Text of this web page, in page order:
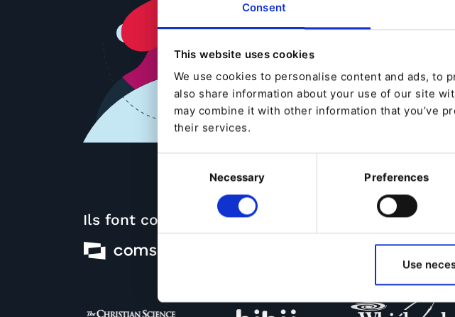
Consent
This website uses cookies
We use cookies to personalise content and ads, to
also share information about your use of our site
may combine it with other information that you’ve
their services.
Necessary Preferences
Use
Ils font confiance à Ibexa